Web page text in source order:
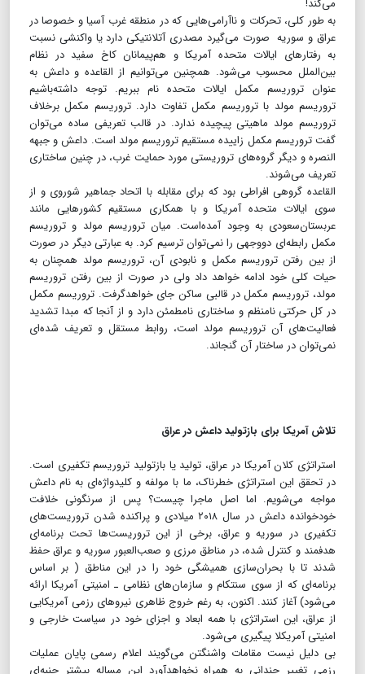
می‌کند!
به طور کلی، تحرکات و ناآرامی‌هایی که در منطقه غرب آسیا و خصوصا در
عراق و سوریه صورت می‌گیرد مصدری آتلانتیکی دارد یا واکنشی نسبت
به رفتارهای ایالات متحده آمریکا و هم‌پیمانان کاخ سفید در نظام
بین‌الملل محسوب می‌شود. همچنین می‌توانیم از القاعده و داعش به
عنوان تروریسم مکمل ایالات متحده نام ببریم. توجه داشته‌باشیم
تروریسم مولد با تروریسم مکمل تفاوت دارد. تروریسم مکمل برخلاف
تروریسم مولد ماهیتی پیچیده‌ ندارد. در قالب تعریفی ساده می‌توان
گفت تروریسم مکمل زاییده مستقیم تروریسم مولد است. داعش و جبهه
النصره و دیگر گروه‌های تروریستی مورد حمایت غرب، در چنین ساختاری
تعریف می‌شوند.
القاعده گروهی افراطی بود که برای مقابله با اتحاد جماهیر شوروی و از
سوی ایالات متحده آمریکا و با همکاری مستقیم کشورهایی مانند
عربستان‌سعودی به وجود آمده‌است. میان تروریسم مولد و تروریسم
مکمل رابطه‌ای دووجهی را نمی‌توان ترسیم کرد. به عبارتی دیگر در صورت
از بین رفتن تروریسم مکمل و نابودی آن، تروریسم مولد همچنان به
حیات کلی خود ادامه خواهد داد ولی در صورت از بین رفتن تروریسم
مولد، تروریسم مکمل در قالبی ساکن جای خواهدگرفت. تروریسم مکمل
در کل حرکتی نامنظم و ساختاری نامطمئن دارد و از آنجا که مبدا تشدید
فعالیت‌های آن تروریسم مولد است، روابط مستقل و تعریف شده‌ای
نمی‌توان در ساختار آن گنجاند.
تلاش آمریکا برای بازتولید داعش در عراق
استراتژی کلان آمریکا در عراق، تولید یا بازتولید تروریسم تکفیری است.
در تحقق این استراتژی خطرناک، ما با مولفه و کلیدواژه‌ای به نام داعش
مواجه می‌شویم. اما اصل ماجرا چیست؟ پس از سرنگونی خلافت
خودخوانده داعش در سال ۲۰۱۸ میلادی و پراکنده شدن تروریست‌های
تکفیری در سوریه و عراق، برخی از این تروریست‌ها تحت برنامه‌ای
هدفمند و کنترل شده، در مناطق مرزی و صعب‌العبور سوریه و عراق حفظ
شدند تا با بحران‌سازی همیشگی خود را در این مناطق ( بر اساس
برنامه‌ای که از سوی سنتکام و سازمان‌های نظامی ـ امنیتی آمریکا ارائه
می‌شود) آغاز کنند. اکنون، به رغم خروج ظاهری نیروهای رزمی آمریکایی
از عراق، این استراتژی با همه ابعاد و اجزای خود در سیاست خارجی و
امنیتی آمریکلا پیگیری می‌شود.
بی دلیل نیست مقامات واشنگتن می‌گویند اعلام رسمی پایان عملیات
رزمی تغییر چندانی به همراه نخواهدآورد این مساله بیشتر جنبه‌ای